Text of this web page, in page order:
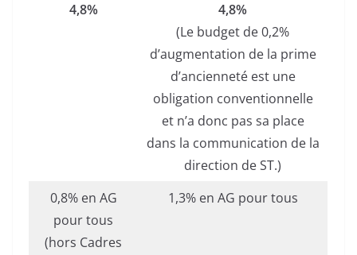
4,8%
4,8%
(Le budget de 0,2%
d’augmentation de la prime
d’ancienneté est une
obligation conventionnelle
et n’a donc pas sa place
dans la communication de la
direction de ST.)
0,8% en AG
pour tous
(hors Cadres
1,3% en AG pour tous